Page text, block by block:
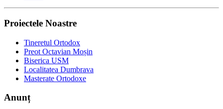
Proiectele Noastre
Tineretul Ortodox
Preot Octavian Moșin
Biserica USM
Localitatea Dumbrava
Masterate Ortodoxe
Anunț